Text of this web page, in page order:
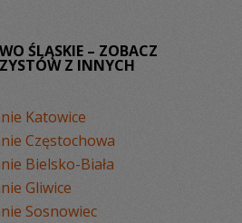
ŚLĄSKIE – ZOBACZ
Z INNYCH
Katowice
Częstochowa
Bielsko-Biała
Gliwice
Sosnowiec